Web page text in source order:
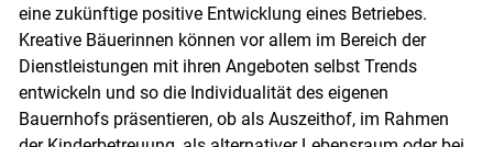
eine zukünftige positive Entwicklung eines Betriebes.
Kreative Bäuerinnen können vor allem im Bereich der
Dienstleistungen mit ihren Angeboten selbst Trends
entwickeln und so die Individualität des eigenen
Bauernhofs präsentieren, ob als Auszeithof, im Rahmen